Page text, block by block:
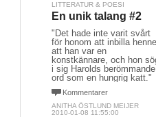
LITTERATUR & POESI
En unik talang #2
"Det hade inte varit svårt
för honom att inbilla henne
att han var en
konstkännare, och hon
i sig Harolds berömmande
ord som en hungrig katt."
Kommentarer
ANITHA ÖSTLUND MEIJER
2010-01-08 11:55:00